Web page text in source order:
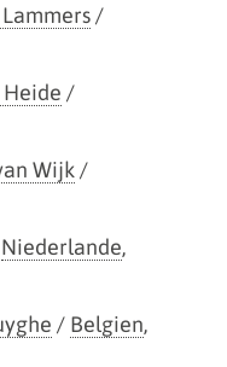
Lammers/
/
Wijk /
Niederlande,
/ Belgien,